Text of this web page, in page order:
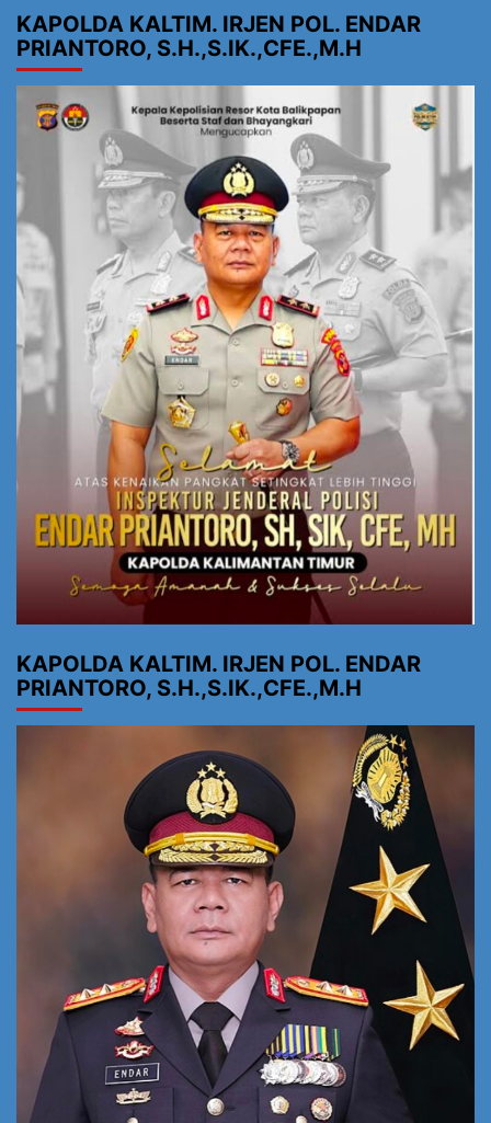
KAPOLDA KALTIM. IRJEN POL. ENDAR
PRIANTORO, S.H.,S.IK.,CFE.,M.H
KAPOLDA KALTIM. IRJEN POL. ENDAR
PRIANTORO, S.H.,S.IK.,CFE.,M.H